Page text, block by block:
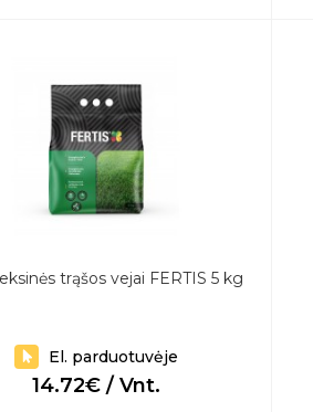
trąšos vejai FERTIS 5 kg
El. parduotuvėje
14.72€ / Vnt.